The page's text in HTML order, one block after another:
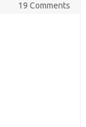
19 Comments